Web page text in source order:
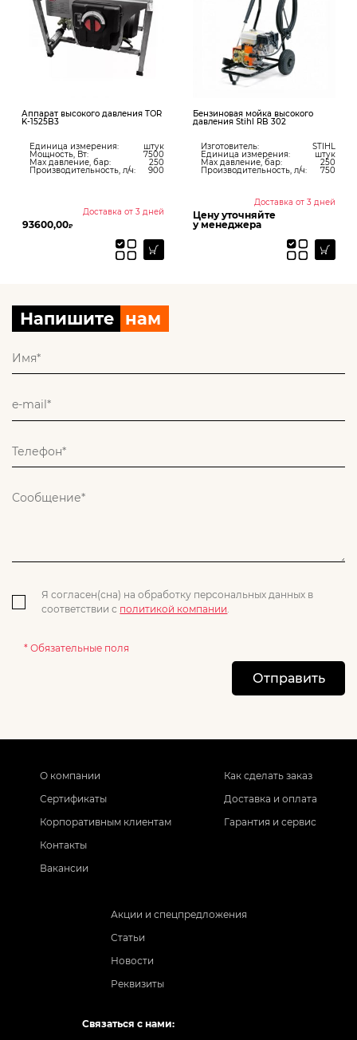
Аппарат высокого давления TOR
K-1525B3
Единица измерения: штук
Мощность, Вт: 7500
Max давление, бар: 250
Производительность, л/ч: 900
Доставка от 3 дней
93600,00₽
Бензиновая мойка высокого
давления Stihl RB 302
Изготовитель: STIHL
Единица измерения: штук
Max давление, бар: 250
Производительность, л/ч: 750
Доставка от 3 дней
Цену уточняйте
у менеджера
Напишите нам
Я согласен(сна) на обработку персональных данных в
соответствии с политикой компании
* Обязательные поля
Отправить
О компании
Сертификаты
Корпоративным клиентам
Контакты
Вакансии
Как сделать заказ
Доставка и оплата
Гарантия и сервис
Акции и спецпредложения
Статьи
Новости
Реквизиты
Связаться с нами: